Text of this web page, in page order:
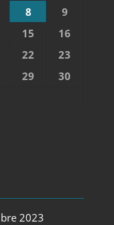
8
9
15
16
22
23
29
30
2023